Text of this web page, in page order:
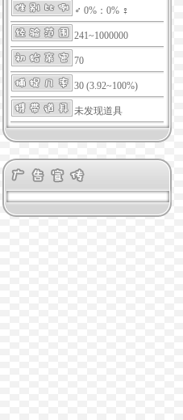
♂ 0%：0% ♀
241~1000000
70
30 (3.92~100%)
未发现道具